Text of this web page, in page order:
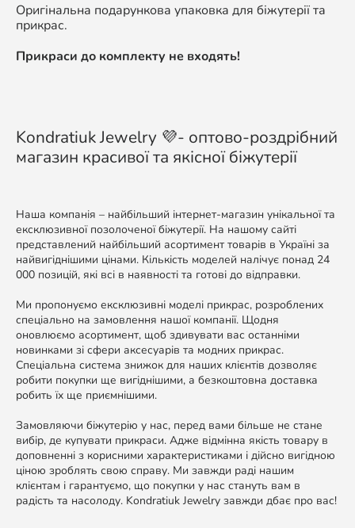
Оригінальна подарункова упаковка для біжутерії та
прикрас.
Прикраси до комплекту не входять!
Kondratiuk Jewelry 💜- оптово-роздрібний
магазин красивої та якісної біжутерії
Наша компанія – найбільший інтернет-магазин унікальної та
ексклюзивної позолоченої біжутерії. На нашому сайті
представлений найбільший асортимент товарів в Україні за
найвигіднішими цінами. Кількість моделей налічує понад 24
000 позицій, які всі в наявності та готові до відправки.
Ми пропонуємо ексклюзивні моделі прикрас, розроблених
спеціально на замовлення нашої компанії. Щодня
оновлюємо асортимент, щоб здивувати вас останніми
новинками зі сфери аксесуарів та модних прикрас.
Спеціальна система знижок для наших клієнтів дозволяє
робити покупки ще вигіднішими, а безкоштовна доставка
робить їх ще приємнішими.
Замовляючи біжутерію у нас, перед вами більше не стане
вибір, де купувати прикраси. Адже відмінна якість товару в
доповненні з корисними характеристиками і дійсно вигідною
ціною зроблять свою справу. Ми завжди раді нашим
клієнтам і гарантуємо, що покупки у нас стануть вам в
радість та насолоду. Kondratiuk Jewelry завжди дбає про вас!